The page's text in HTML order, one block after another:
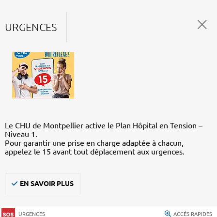
URGENCES
Le CHU de Montpellier active le Plan Hôpital en Tension –
Niveau 1.
Pour garantir une prise en charge adaptée à chacun,
appelez le 15 avant tout déplacement aux urgences.
EN SAVOIR PLUS
URGENCES ACCÈS RAPIDES